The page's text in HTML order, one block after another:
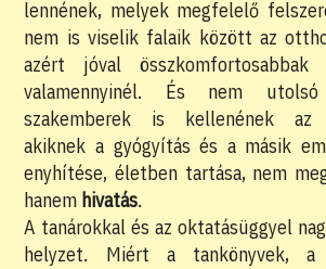
lennének, melyek megfelelő
nem is viselik falaik között az
azért jóval
valamennyinél. És nem
szakemberek is kellenének az
akiknek a gyógyítás és a másik
enyhítése, életben tartása, nem
hanem hivatás.
A tanárokkal és az oktatásüggyel
helyzet. Miért a tankönyvek, a